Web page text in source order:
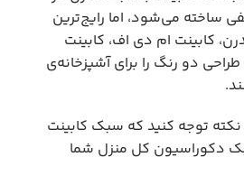
ساخته می‌شود، اما رایج‌ترین
کابینت ام دی اف، کابینت
دو رنگ را برای آشپزخانه‌ی
نکته توجه کنید که سبک کابینت
دکوراسیون کل منزل شما